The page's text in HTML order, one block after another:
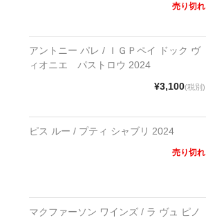
売り切れ
アントニー パレ / ＩＧＰペイ ドック ヴ
ィオニエ パストロウ 2024
¥3,100(税別)
ピス ルー / プティ シャブリ 2024
売り切れ
マクファーソン ワインズ / ラ ヴュ ピノ